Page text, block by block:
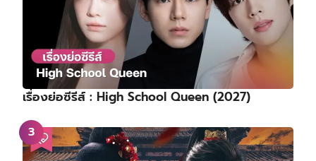
เรื่องย่อซีรีส์ : High School Queen (2027)